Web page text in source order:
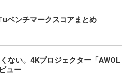
ベンチマークスコアまとめ
ない。4Kプロジェクター「AWOL
ュー